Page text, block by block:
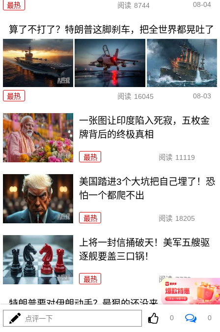
最热 阅读 8744 08-04
算了不打了？特朗普这脚刹车，把全世界都晃吐了
最热 阅读 16045 08-03
一张图让印度陷入死寂，五枚金
牌背后的终极真相
最热 阅读 11119
美国踏进3个大坑把自己埋了！恐
怕一个都爬不出
最热 阅读 18205
上将一封信捅破天！美军五艘驱
逐舰要盖三口锅！
最热 阅读 7779
特朗普要对伊朗动手？最狠的还没来，最骚的来了
点评一下 0 0